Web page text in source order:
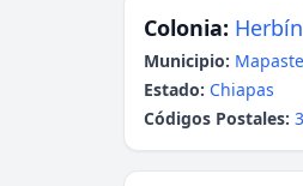
Colonia:
Municipio:
Estado: Chiapas
Códigos Postales: